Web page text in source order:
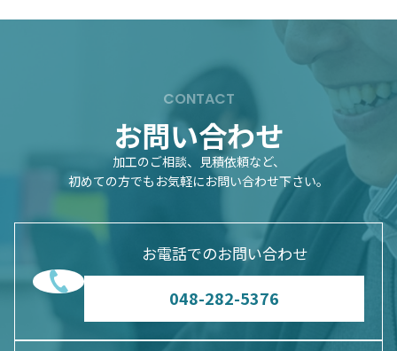
CONTACT
お問い合わせ
加工のご相談、見積依頼など、
初めての方でもお気軽にお問い合わせ下さい。
お電話でのお問い合わせ
048-282-5376